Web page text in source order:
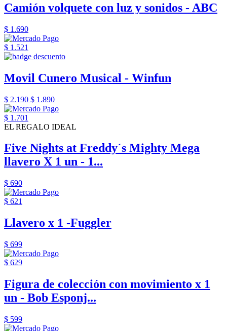
Camión volquete con luz y sonidos - ABC
$ 1.690
$ 1.521
Movil Cunero Musical - Winfun
$ 2.190 $ 1.890
$ 1.701
EL REGALO IDEAL
Five Nights at Freddy´s Mighty Mega
llavero X 1 un - 1...
$ 690
$ 621
Llavero x 1 -Fuggler
$ 699
$ 629
Figura de colección con movimiento x 1
un - Bob Esponj...
$ 599